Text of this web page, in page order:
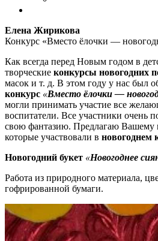
Елена Жирикова
Конкурс «Вместо ёлочки —
Как всегда перед Новым годом в
творческие конкурсы новогодних
масок и т. д. В этом году у нас был
конкурс «Вместо ёлочки —
могли принимать участие все
воспитатели. Все участники очень
свою фантазию. Предлагаю Вашему
которые участвовали в новогоднем
Новогодний букет «Новогоднее
Работа из природного материала,
гофрированной бумаги.